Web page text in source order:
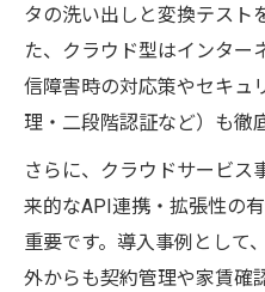
タの洗い出しと変換テスト
た、クラウド型はインター
信障害時の対応策やセキュ
理・二段階認証など）も徹
さらに、クラウドサービス
来的なAPI連携・拡張性の
重要です。導入事例として
外からも契約管理や家賃確